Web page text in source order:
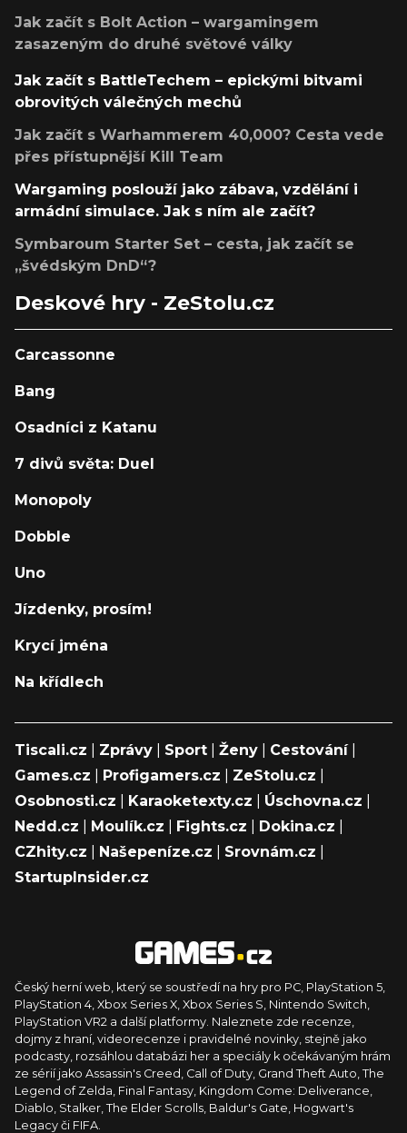
Jak začít s Bolt Action – wargamingem
zasazeným do druhé světové války
Jak začít s BattleTechem – epickými bitvami
obrovitých válečných mechů
Jak začít s Warhammerem 40,000? Cesta vede
přes přístupnější Kill Team
Wargaming poslouží jako zábava, vzdělání i
armádní simulace. Jak s ním ale začít?
Symbaroum Starter Set – cesta, jak začít se
„švédským DnD“?
Deskové hry - ZeStolu.cz
Carcassonne
Bang
Osadníci z Katanu
7 divů světa: Duel
Monopoly
Dobble
Uno
Jízdenky, prosím!
Krycí jména
Na křídlech
Tiscali.cz Zprávy Sport Ženy Cestování|
Games.cz
Profigamers.cz ZeStolu.cz
Osobnosti.cz
Karaoketexty.cz Úschovna.cz
Nedd.cz
Moulík.cz Fights.cz Dokina.cz
CZhity.cz
Našepeníze.cz Srovnám.cz
StartupInsider.cz
Český herní web, který se soustředí na hry pro PC, PlayStation 5,
PlayStation 4, Xbox Series X, Xbox Series S, Nintendo Switch,
PlayStation VR2 a další platformy. Naleznete zde recenze,
dojmy z hraní, videorecenze i pravidelné novinky, stejně jako
podcasty, rozsáhlou databázi her a speciály k očekávaným hrám
ze sérií jako Assassin's Creed, Call of Duty, Grand Theft Auto, The
Legend of Zelda, Final Fantasy, Kingdom Come: Deliverance,
Diablo, Stalker, The Elder Scrolls, Baldur's Gate, Hogwart's
Legacy či FIFA.